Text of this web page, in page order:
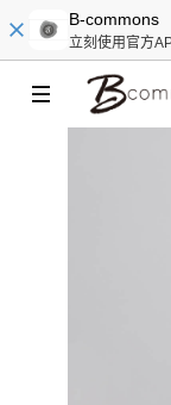
B-commons
立刻使用官方